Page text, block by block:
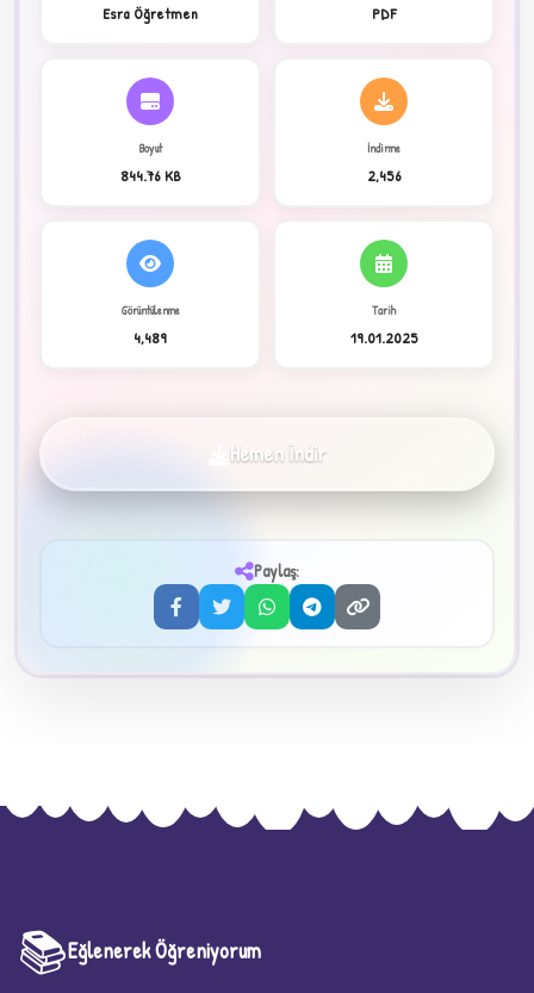
Esra Öğretmen PDF
Boyut
844.76 KB
İndirme
2,456
Görüntülenme
4,489
Tarih
19.01.2025
Hemen İndir
Paylaş:
📚Eğlenerek Öğreniyorum